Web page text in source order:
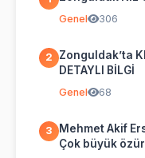
Genel 306
2
Zonguldak’ta
DETAYLI BİLGİ
Genel 68
3
Mehmet Akif
Çok büyük